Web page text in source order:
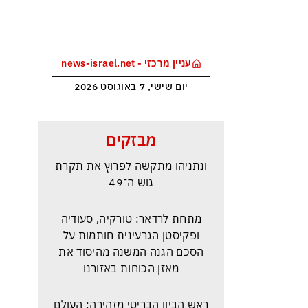
עניין מרכזי - news-israel.net
יום שישי, 7 באוגוסט 2026
מבזקים
איזנקוט מתבסס במקום הראשון –
ונתניהו מתקשה לפרוץ את תקרת
גוש ה־49
מתחת לרדאר: טורקיה, סעודיה
ופקיסטן הגרעינית חותמות על
הסכם הגנה המשנה מהיסוד את
מאזן הכוחות באזורנו
ראש הביון הבריטי מזהירה: העולם